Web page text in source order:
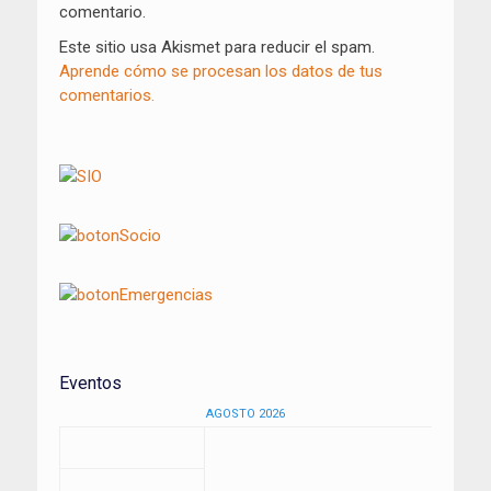
comentario.
Este sitio usa Akismet para reducir el spam.
Aprende cómo se procesan los datos de tus
comentarios.
Eventos
AGOSTO 2026